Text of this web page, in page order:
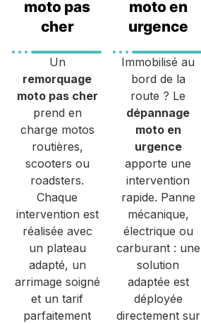
moto pas
cher
Un
remorquage
moto pas cher
prend en
charge motos
routières,
scooters ou
roadsters.
Chaque
intervention est
réalisée avec
un plateau
adapté, un
arrimage soigné
et un tarif
parfaitement
moto en
urgence
Immobilisé au
bord de la
route ? Le
dépannage
moto en
urgence
apporte une
intervention
rapide. Panne
mécanique,
électrique ou
carburant : une
solution
adaptée est
déployée
directement sur